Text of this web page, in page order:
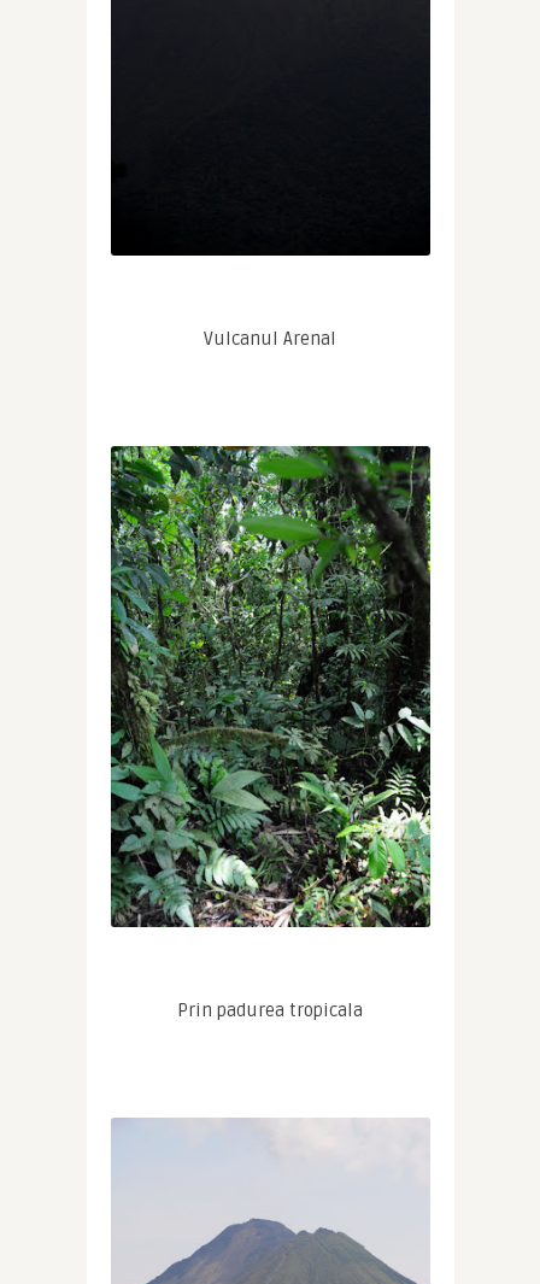
Vulcanul Arenal
Prin padurea tropicala